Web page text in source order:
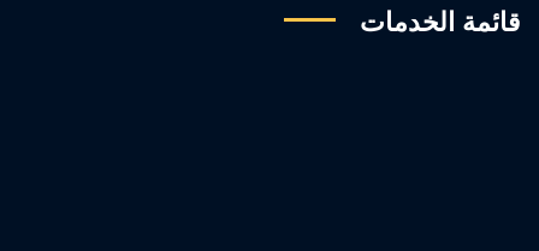
قائمة الخدمات